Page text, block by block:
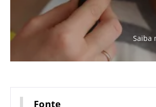
Saiba
Fonte